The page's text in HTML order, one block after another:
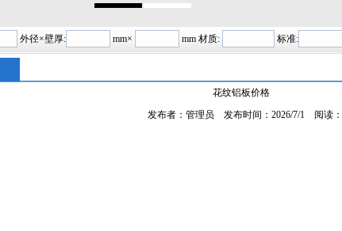
外径×壁厚: mm× mm 材质: 标准:
花纹铝板价格
发布者：管理员 发布时间：2026/7/1 阅读：